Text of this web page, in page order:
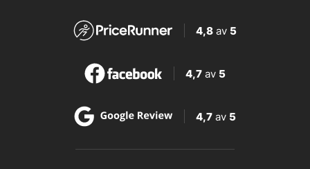
4,8 av 5
4,7 av 5
4,7 av 5